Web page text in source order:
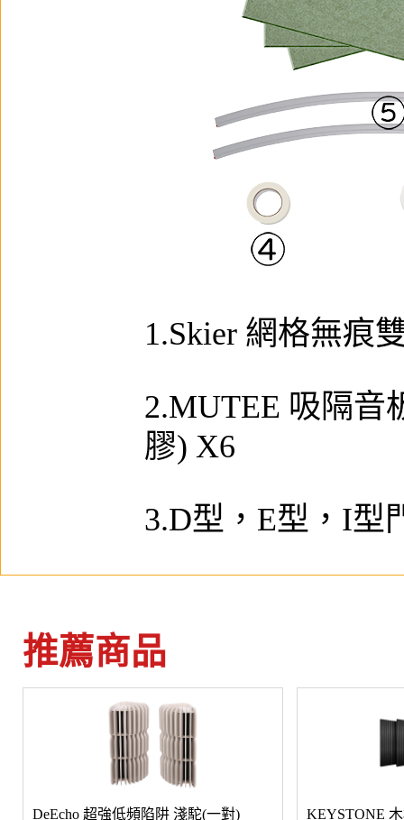
1.Skier 網格無痕
2.MUTEE 吸隔音
膠) X6
3.D型，E型，I型
推薦商品
DeEcho 超強低頻陷阱 淺駝(一對) KEYSTONE